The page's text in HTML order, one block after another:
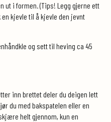
ut i formen. (Tips! Legg gjerne ett
kjevle til å kjevle den jevnt
og sett til heving ca 45
inn brettet deler du deigen lett
du med bakspatelen eller en
helt gjennom, kun en